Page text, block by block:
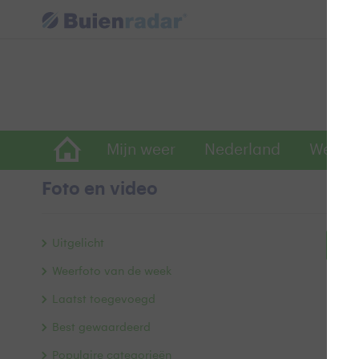
Mijn weer Nederland
Foto en video
Uitgelicht
Weerfoto van de week
Laatst toegevoegd
Best gewaardeerd
Populaire categorieën